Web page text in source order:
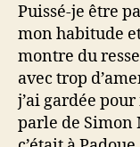
Puissé-je être
mon habitude
montre du
avec trop
j’ai gardée
parle de Simon